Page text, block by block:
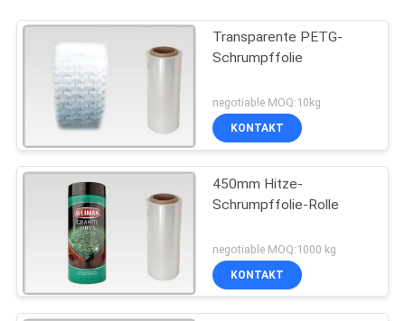
Transparente PETG-
Schrumpffolie
negotiable MOQ:10kg
KONTAKT
450mm Hitze-
Schrumpffolie-Rolle
negotiable MOQ:1000 kg
KONTAKT